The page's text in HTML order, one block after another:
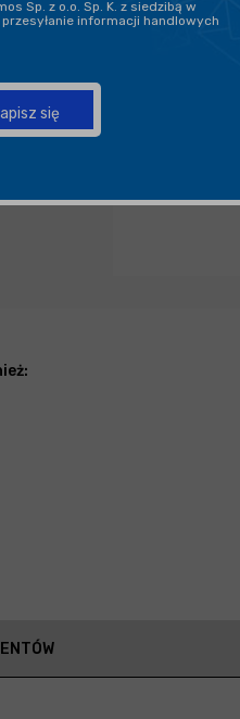
Sp. z o.o. Sp. K. z siedzibą w
informacji handlowych
się